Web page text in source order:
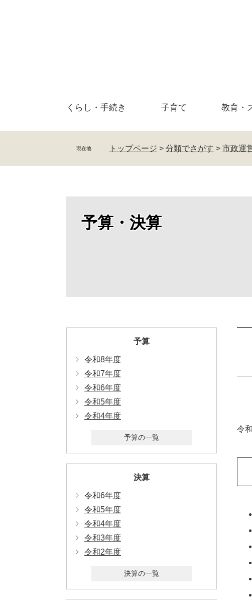
くらし・ 手続き 子育て 教育・
現在地 トップページ > 分類でさがす > 市政運
予算・決算
令
予算
令和8年度
令和7年度
令和6年度
令和5年度
令和4年度
予算の一覧
決算
令和6年度
令和5年度
令和4年度
令和3年度
令和2年度
決算の一覧